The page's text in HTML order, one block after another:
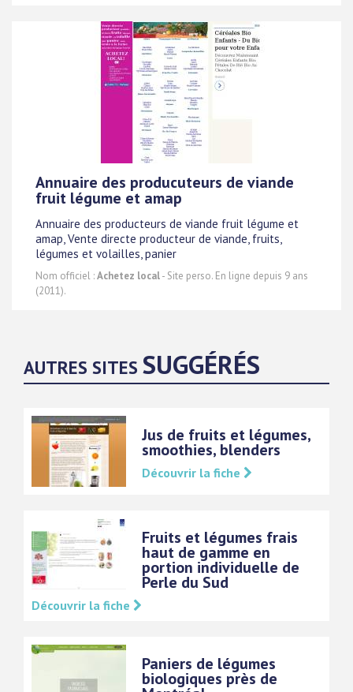
Annuaire des producuteurs de viande
fruit légume et amap
Annuaire des producteurs de viande fruit légume et
amap, Vente directe producteur de viande, fruits,
légumes et volailles, panier
Nom officiel :Achetez local- Site perso. En ligne depuis 9 ans
(2011).
AUTRES SITES SUGGÉRÉS
Jus de fruits et légumes,
smoothies, blenders
Découvrir la fiche
Fruits et légumes frais
haut de gamme en
portion individuelle de
Perle du Sud
Découvrir la fiche
Paniers de légumes
biologiques près de